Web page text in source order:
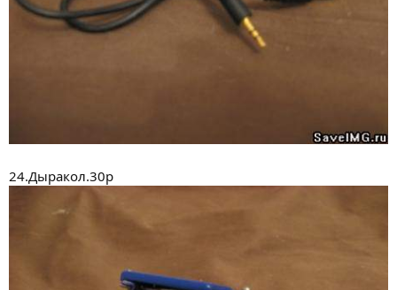
24.Дыракол.30р